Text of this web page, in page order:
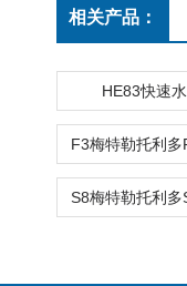
相关产品：
HE83快速